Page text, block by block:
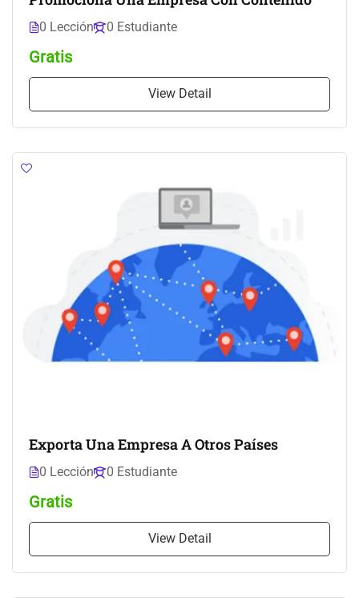
0 Lección 0 Estudiante
Gratis
View Detail
Exporta Una Empresa A Otros Países
0 Lección 0 Estudiante
Gratis
View Detail